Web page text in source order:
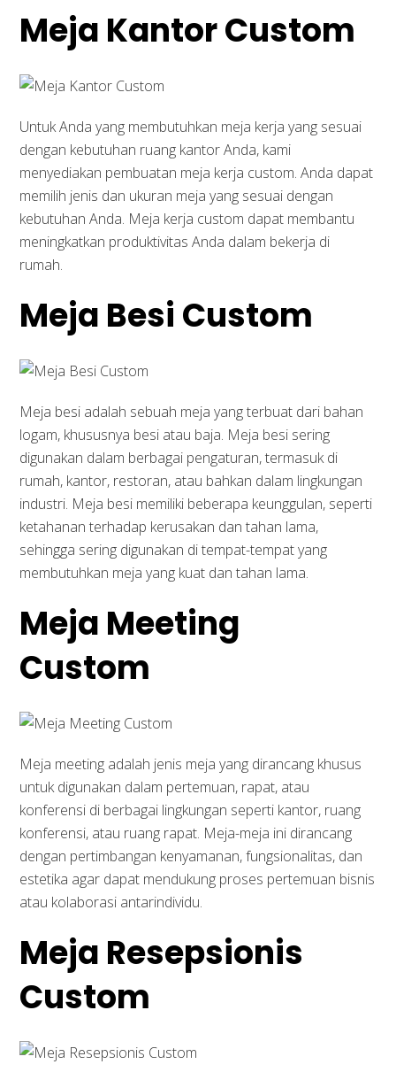
Meja Kantor Custom
Untuk Anda yang membutuhkan meja kerja yang sesuai
dengan kebutuhan ruang kantor Anda, kami
menyediakan pembuatan meja kerja custom. Anda dapat
memilih jenis dan ukuran meja yang sesuai dengan
kebutuhan Anda. Meja kerja custom dapat membantu
meningkatkan produktivitas Anda dalam bekerja di
rumah.
Meja Besi Custom
Meja besi adalah sebuah meja yang terbuat dari bahan
logam, khususnya besi atau baja. Meja besi sering
digunakan dalam berbagai pengaturan, termasuk di
rumah, kantor, restoran, atau bahkan dalam lingkungan
industri. Meja besi memiliki beberapa keunggulan, seperti
ketahanan terhadap kerusakan dan tahan lama,
sehingga sering digunakan di tempat-tempat yang
membutuhkan meja yang kuat dan tahan lama.
Meja Meeting
Custom
Meja meeting adalah jenis meja yang dirancang khusus
untuk digunakan dalam pertemuan, rapat, atau
konferensi di berbagai lingkungan seperti kantor, ruang
konferensi, atau ruang rapat. Meja-meja ini dirancang
dengan pertimbangan kenyamanan, fungsionalitas, dan
estetika agar dapat mendukung proses pertemuan bisnis
atau kolaborasi antarindividu.
Meja Resepsionis
Custom